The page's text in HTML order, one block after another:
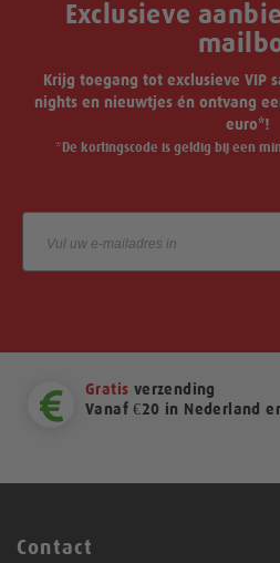
Exclusieve
Krijg toegang tot exclusieve VIP
nights en nieuwtjes én ontvang
euro*!
*De kortingscode is geldig bij een
Email
Gratis verzending
Vanaf €20 in Nederland
Contact